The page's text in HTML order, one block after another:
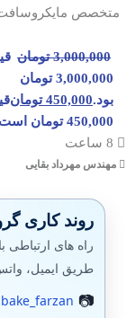
متخصص
3,000,000 تومان
3,000,000 تومان
بود.450,000 تومان
450,000 تومان است.
مهندس مهرداد بقایی
روند کاری
راه های
طریق ایمیل،